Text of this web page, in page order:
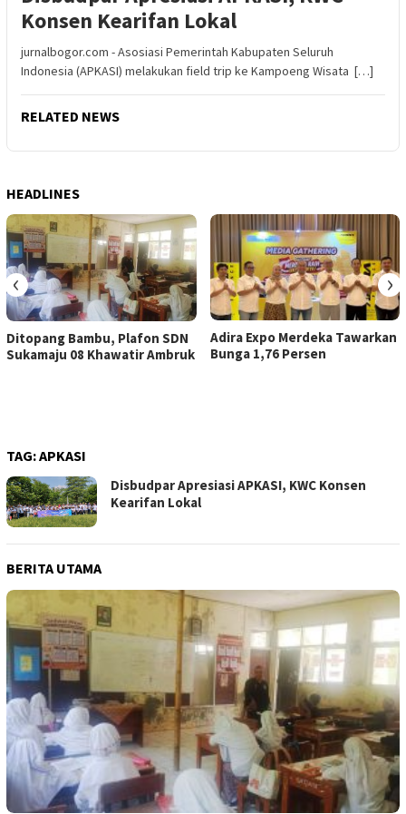
Konsen Kearifan Lokal
jurnalbogor.com - Asosiasi Pemerintah Kabupaten Seluruh
Indonesia (APKASI) melakukan field trip ke Kampoeng Wisata […]
RELATED NEWS
HEADLINES
Ditopang Bambu, Plafon SDN
Sukamaju 08 Khawatir Ambruk
Adira Expo Merdeka Tawarkan
Bunga 1,76 Persen
‹ ›
TAG:APKASI
Disbudpar Apresiasi APKASI, KWC Konsen
Kearifan Lokal
BERITA UTAMA